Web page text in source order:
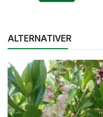
ALTERNATIVER